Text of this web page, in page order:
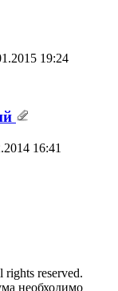
19:24
16:41
reserved.
необходимо